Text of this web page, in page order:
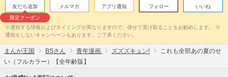
友だち追加
限定クーポン
メルマガ アプリ通知 フォロー いいね
※通知する情報およびタイミングが異なりますので、併せて受け取ることをお勧めします。 ※
通知をしないキャンペーンもあります。ご了承ください。
まんが王国 BSさん 青年漫画 ズズズキュン!
これも全部あの夏のせ
い（フルカラー）【全年齢版】